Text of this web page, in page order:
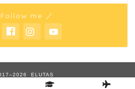
me ／
ELUTAS